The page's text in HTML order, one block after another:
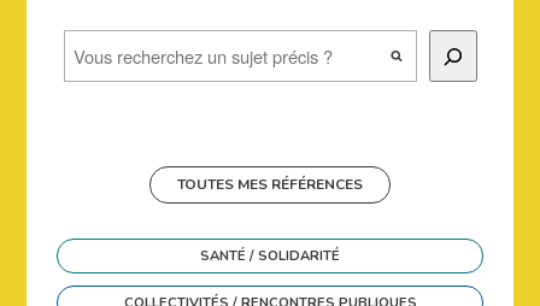
Rechercher
TOUTES MES RÉFÉRENCES
SANTÉ / SOLIDARITÉ